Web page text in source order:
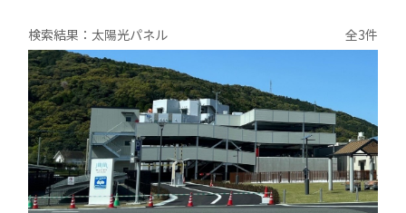
検索結果：太陽光パネル 全3件